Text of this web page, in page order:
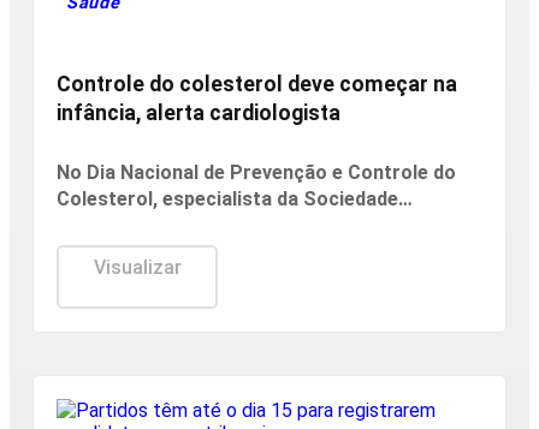
Controle do colesterol deve começar na
infância, alerta cardiologista
No Dia Nacional de Prevenção e Controle do
Colesterol, especialista da Sociedade
preventivo aos 10 anos, alimentação
equilibrada e atividade física. Também alerta
para os riscos da interrupção do tratamento e
Visualizar